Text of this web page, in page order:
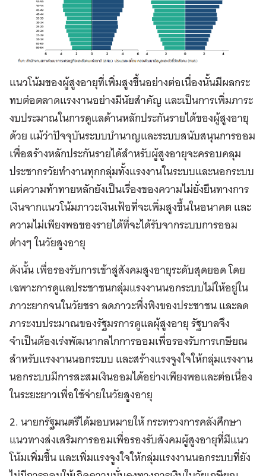
แนวโน้มของผู้สูงอายุที่เพิ่มสูงขึ้นอย่างต่อเนื่องนั้นมีผลกระ
ทบต่อตลาดแรงงานอย่างมีนัยสำคัญ และเป็นการเพิ่มภาระ
งบประมาณในการดูแลด้านหลักประกันรายได้ของผู้สูงอายุ
ด้วย แม้ว่าปัจจุบันระบบบำนาญและระบบสนับสนุนการออม
เพื่อสร้างหลักประกันรายได้สำหรับผู้สูงอายุจะครอบคลุม
ประชากรวัยทำงานทุกกลุ่มทั้งแรงงานในระบบและนอกระบบ
แต่ความท้าทายหลักยังเป็นเรื่องของความไม่ยั่งยืนทางการ
เงินจากแนวโน้มภาวะเงินเฟ้อที่จะเพิ่มสูงขึ้นในอนาคต และ
ความไม่เพียงพอของรายได้ที่จะได้รับจากระบบการออม
ต่างๆ ในวัยสูงอายุ
ดังนั้น เพื่อรองรับการเข้าสู่สังคมสูงอายุระดับสุดยอด โดย
เฉพาะการดูแลประชาชนกลุ่มแรงงานนอกระบบไม่ให้อยู่ใน
ภาวะยากจนในวัยชรา ลดภาวะพึ่งพิงของประชาชน และลด
ภาระงบประมาณของรัฐมรการดูแลผุ้สูงอายุ รัฐบาลจึง
จำเป็นต้องเร่งพัฒนากลไกการออมเพื่อรองรับการเกษียณ
สำหรับแรงงานนอกระบบ และสร้างแรงจูงใจให้กลุ่มแรงงาน
นอกระบบมีการสะสมเงินออมได้อย่างเพียงพอและต่อเนื่อง
ในระยะยาวเพื่อใช้จ่ายในวัยสูงอายุ
2. นายกรัฐมนตรีได้มอบหมายให้ กระทรวงการคลังศึกษา
แนวทางส่งเสริมการออมเพื่อรองรับสังคมผู้สูงอายุที่มีแนว
โน้มเพิ่มขึ้น และเพิ่มแรงจูงใจให้กลุ่มแรงงานนอกระบบที่ยัง